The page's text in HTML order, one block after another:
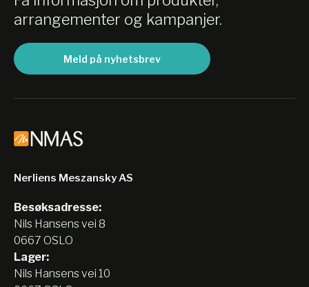
arrangementer og kampanjer.
Meld på nyhetsbrev
Nerliens Meszansky AS
Besøksadresse:
Nils Hansens vei 8
0667 OSLO
Lager:
Nils Hansens vei 10